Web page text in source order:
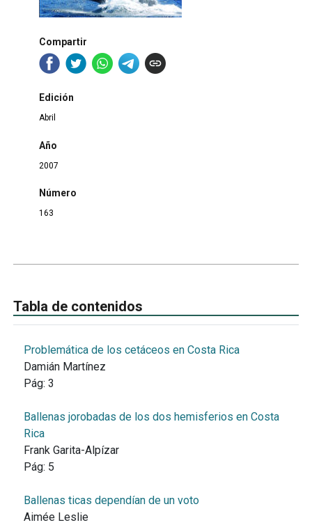
Compartir
Edición
Abril
Año
2007
Número
163
Tabla de contenidos
Problemática de los cetáceos en Costa Rica
Damián Martínez
Pág: 3
Ballenas jorobadas de los dos hemisferios en Costa
Rica
Frank Garita-Alpízar
Pág: 5
Ballenas ticas dependían de un voto
Aimée Leslie